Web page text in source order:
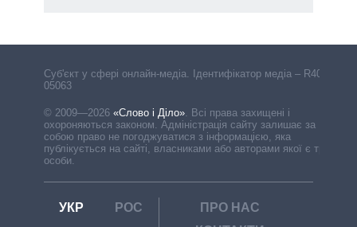
Cуб'єкт у сфері онлайн-медіа. Ідентифікатор медіа – R40-
05063
© 2009—2026 «Слово і Діло» Всі права захищені і
охороняються законом. Адміністрація сайту залишає за
собою право не погоджуватися з інформацією, яка
публікується на сайті, власниками або авторами якої є треті
особи.
УКР РОС
ПРО НАС